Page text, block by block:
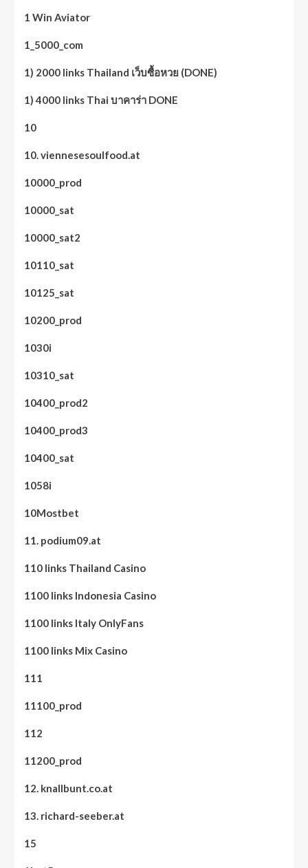
1 Win Aviator
1_5000_com
1) 2000 links Thailand เว็บซื้อหวย (DONE)
1) 4000 links Thai บาคาร่า DONE
10
10. viennesesoulfood.at
10000_prod
10000_sat
10000_sat2
10110_sat
10125_sat
10200_prod
1030i
10310_sat
10400_prod2
10400_prod3
10400_sat
1058i
10Mostbet
11. podium09.at
110 links Thailand Casino
1100 links Indonesia Casino
1100 links Italy OnlyFans
1100 links Mix Casino
111
11100_prod
112
11200_prod
12. knallbunt.co.at
13. richard-seeber.at
15